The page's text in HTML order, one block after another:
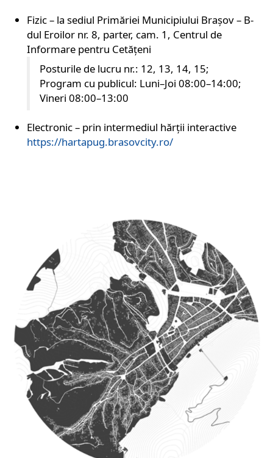
Fizic – la sediul Primăriei Municipiului Brașov – B-
dul Eroilor nr. 8, parter, cam. 1, Centrul de
Informare pentru Cetățeni
Posturile de lucru nr.: 12, 13, 14, 15;
Program cu publicul: Luni–Joi 08:00–14:00;
Vineri 08:00–13:00
Electronic – prin intermediul hărții interactive
https://hartapug.brasovcity.ro/